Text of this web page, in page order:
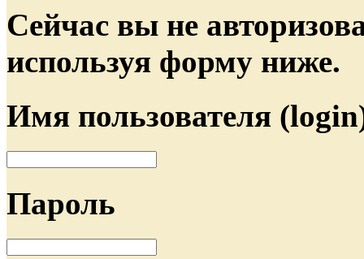
Сейчас вы не
используя форму ниже.
Имя пользователя
Пароль